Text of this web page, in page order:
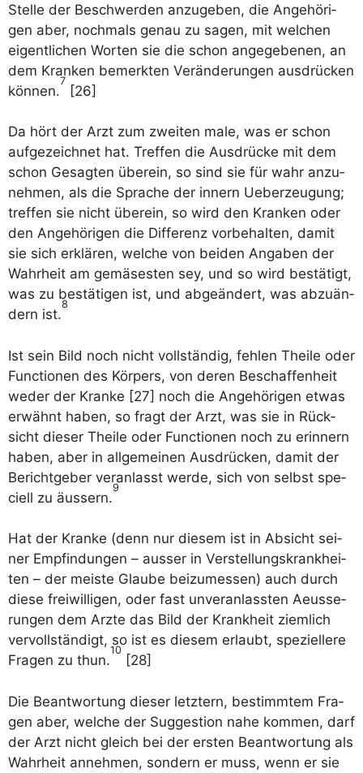
Stel­le der Beschwer­den anzu­ge­ben, die Ange­hö­ri­
gen aber, noch­mals genau zu sagen, mit wel­chen
eigent­li­chen Wor­ten sie die schon ange­ge­be­nen, an
dem Kran­ken bemerk­ten Ver­än­de­run­gen aus­drü­cken
kön­nen.
7
[26]
Da hört der Arzt zum zwei­ten male, was er schon
auf­ge­zeich­net hat. Tref­fen die Aus­drü­cke mit dem
schon Gesag­ten über­ein, so sind sie für wahr anzu­
neh­men, als die Spra­che der innern Ueber­zeu­gung;
tref­fen sie nicht über­ein, so wird den Kran­ken oder
den Ange­hö­ri­gen die Dif­fe­renz vor­be­hal­ten, damit
sie sich erklä­ren, wel­che von bei­den Anga­ben der
Wahr­heit am gemä­ses­ten sey, und so wird bestä­tigt,
was zu bestä­ti­gen ist, und abge­än­dert, was abzu­än­
dern ist.
8
Ist sein Bild noch nicht voll­stän­dig, feh­len Thei­le oder
Func­tionen des Kör­pers, von deren Beschaf­fen­heit
weder der Kran­ke [27] noch die Ange­hö­ri­gen etwas
erwähnt haben, so fragt der Arzt, was sie in Rück­
sicht die­ser Thei­le oder Func­tionen noch zu erin­nern
haben, aber in all­ge­mei­nen Aus­drü­cken, damit der
Bericht­ge­ber ver­an­lasst wer­de, sich von selbst spe­
ciell zu äus­sern.
9
Hat der Kran­ke (denn nur die­sem ist in Absicht sei­
ner Emp­fin­dun­gen – aus­ser in Ver­stel­lungs­krank­hei­
ten – der meis­te Glau­be bei­zu­mes­sen) auch durch
die­se frei­wil­li­gen, oder fast unver­an­lass­ten Aeus­se­
run­gen dem Arzte das Bild der Krank­heit ziem­lich
ver­voll­stän­digt, so ist es die­sem erlaubt, spe­zi­el­le­re
Fra­gen zu thun.
10
[28]
Die Beant­wor­tung die­ser letz­tern, bestimm­tem Fra­
gen aber, wel­che der Sug­ges­ti­on nahe kom­men, darf
der Arzt nicht gleich bei der ers­ten Beant­wor­tung als
Wahr­heit anneh­men, son­dern er muss, wenn er sie